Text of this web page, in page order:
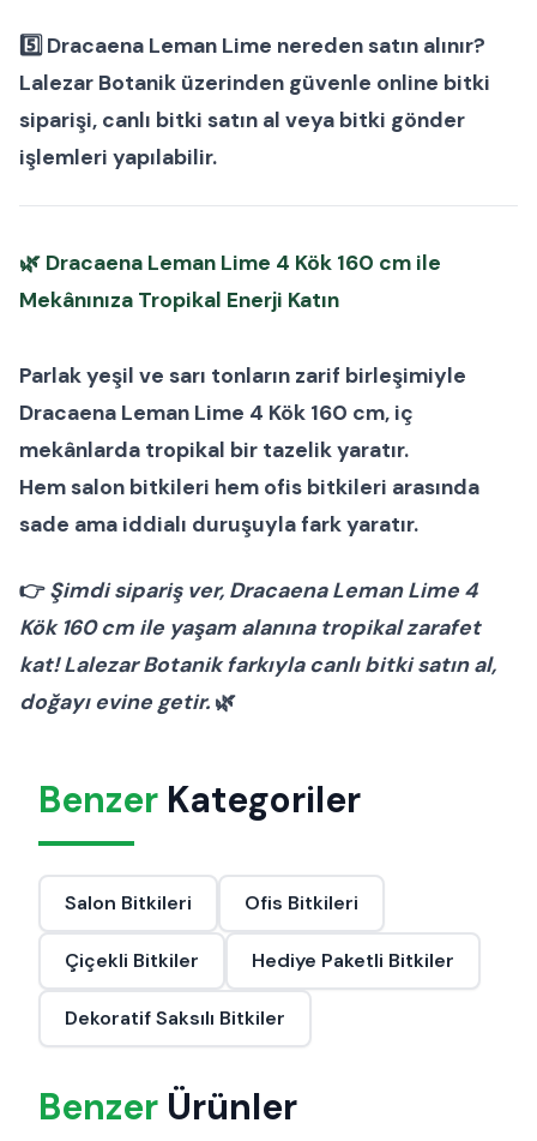
5️⃣ Dracaena Leman Lime nereden satın alınır?
Lalezar Botanik üzerinden güvenle online bitki
siparişi, canlı bitki satın al veya bitki gönder
işlemleri yapılabilir.
🌿 Dracaena Leman Lime 4 Kök 160 cm ile
Mekânınıza Tropikal Enerji Katın
Parlak yeşil ve sarı tonların zarif birleşimiyle
Dracaena Leman Lime 4 Kök 160 cm, iç
mekânlarda tropikal bir tazelik yaratır.
Hemsalon bitkileri hem ofis bitkileri arasında
sade ama iddialı duruşuyla fark yaratır.
👉Şimdi sipariş ver, Dracaena Leman Lime 4
Kök 160 cm ile yaşam alanına tropikal zarafet
kat! Lalezar Botanik farkıyla canlı bitki satın al,
doğayı evine getir. 🌿
Benzer Kategoriler
Salon Bitkileri Ofis Bitkileri
Çiçekli Bitkiler Hediye Paketli Bitkiler
Dekoratif Saksılı Bitkiler
Benzer Ürünler